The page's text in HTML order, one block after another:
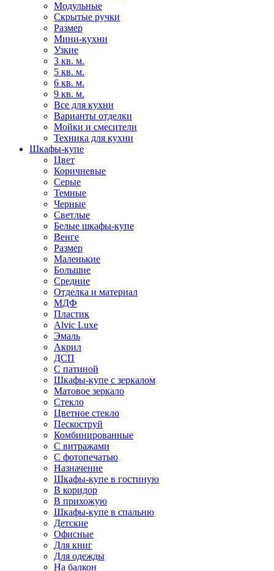
Модульные
Скрытые ручки
Размер
Мини-кухни
Узкие
3 кв. м.
5 кв. м.
6 кв. м.
9 кв. м.
Все для кухни
Варианты отделки
Мойки и смесители
Техника для кухни
Шкафы-купе
Цвет
Коричневые
Серые
Темные
Черные
Светлые
Белые шкафы-купе
Венге
Размер
Маленькие
Большие
Средние
Отделка и материал
МДФ
Пластик
Alvic Luxe
Эмаль
Акрил
ДСП
С патиной
Шкафы-купе с зеркалом
Матовое зеркало
Стекло
Цветное стекло
Пескоструй
Комбинированные
С витражами
С фотопечатью
Назначение
Шкафы-купе в гостиную
В коридор
В прихожую
Шкафы-купе в спальню
Детские
Офисные
Для книг
Для одежды
На балкон